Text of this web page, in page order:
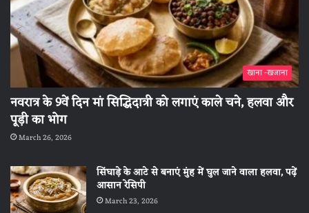
खाना -खजाना
नवरात्र के 9वें दिन मां सिद्धिदात्री को लगाएं काले चने, हलवा और
पूड़ी का भोग
March 26, 2026
सिंघाड़े के आटे से बनाएं मुंह में घुल जाने वाला हलवा, पढ़ें
आसान रेसिपी
March 23, 2026